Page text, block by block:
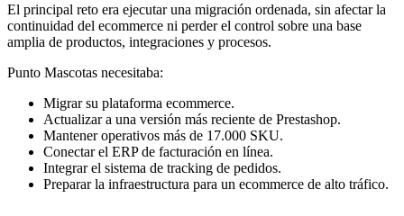
El principal reto era ejecutar una migración ordenada, sin afectar la
continuidad del ecommerce ni perder el control sobre una base
amplia de productos, integraciones y procesos.
Punto Mascotas necesitaba:
Migrar su plataforma ecommerce.
Actualizar a una versión más reciente de Prestashop.
Mantener operativos más de 17.000 SKU.
Conectar el ERP de facturación en línea.
Integrar el sistema de tracking de pedidos.
Preparar la infraestructura para un ecommerce de alto tráfico.